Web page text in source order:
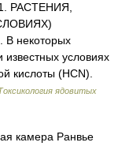
РАСТЕНИЯ,
некоторых
известных условиях
кислоты (HCN).
ядовитых
камера Ранвье